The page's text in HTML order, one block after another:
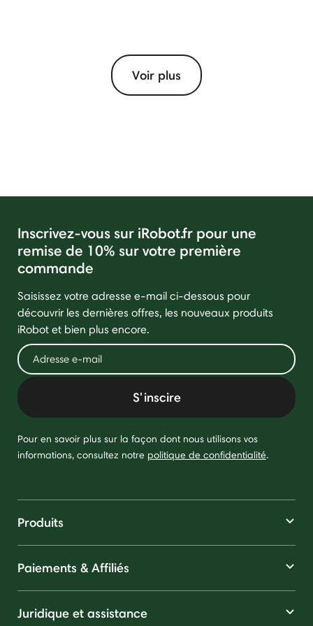
Voir plus
Inscrivez-vous sur iRobot.fr pour une
remise de 10% sur votre première
commande
Saisissez votre adresse e-mail ci-dessous pour
découvrir les dernières offres, les nouveaux produits
iRobot et bien plus encore.
S'inscire
Pour en savoir plus sur la façon dont nous utilisons vos
informations, consultez notre politique de confidentialité.
Produits
Paiements & Affiliés
Juridique et assistance